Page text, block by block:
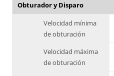
Obturador y Disparo
Velocidad mínima
de obturación
Velocidad máxima
de obturación